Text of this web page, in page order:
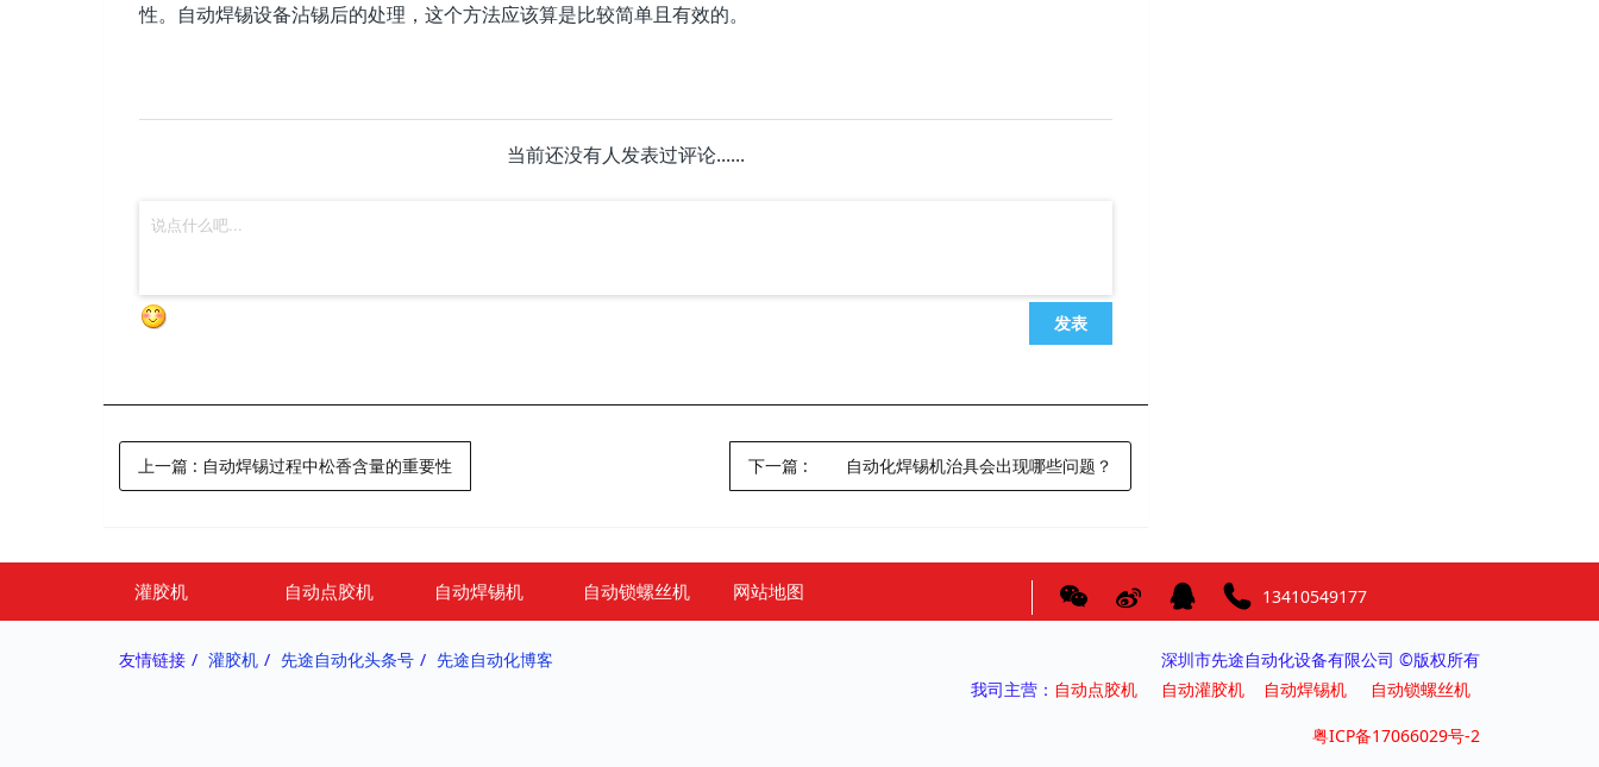
性。自动焊锡设备沾锡后的处理，这个方法应该算是比较简单且有效的。
当前还没有人发表过评论......
发表
上一篇 : 自动焊锡过程中松香含量的重要性 下一篇 : 自动化焊锡机治具会出现哪些问题？
灌胶机 自动点胶机 自动焊锡机 自动锁螺丝机 网站地图 13410549177
友情链接 灌胶机 先途自动化头条号 先途自动化博客
深圳市先途自动化设备有限公司 ©版权所有
我司主营： 自动点胶机 自动灌胶机 自动焊锡机 自动锁螺丝机
粤ICP备17066029号-2